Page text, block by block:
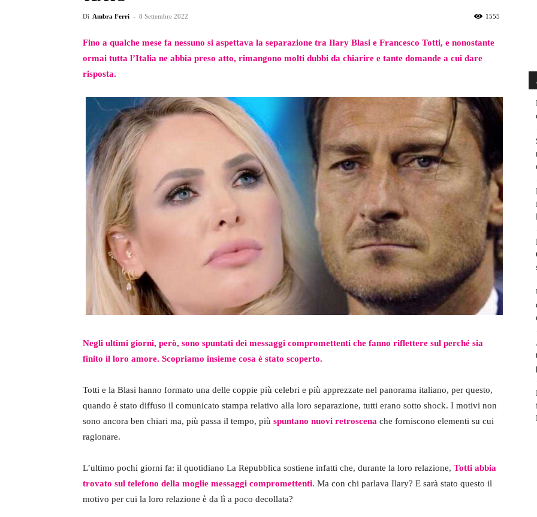
Di Ambra Ferri - 8 Settembre 2022 1555
Fino a qualche mese fa nessuno si aspettava la separazione tra Ilary Blasi e Francesco Totti, e nonostante
ormai tutta l’Italia ne abbia preso atto, rimangono molti dubbi da chiarire e tante domande a cui dare
risposta.
Negli ultimi giorni, però, sono spuntati dei messaggi compromettenti che fanno riflettere sul perché sia
finito il loro amore. Scopriamo insieme cosa è stato scoperto.
Totti e la Blasi hanno formato una delle coppie più celebri e più apprezzate nel panorama italiano, per questo,
quando è stato diffuso il comunicato stampa relativo alla loro separazione, tutti erano sotto shock. I motivi non
sono ancora ben chiari ma, più passa il tempo, più spuntano nuovi retroscena che forniscono elementi su cui
ragionare.
L’ultimo pochi giorni fa: il quotidiano La Repubblica sostiene infatti che, durante la loro relazione, Totti abbia
trovato sul telefono della moglie messaggi compromettenti. Ma con chi parlava Ilary? E sarà stato questo il
motivo per cui la loro relazione è da lì a poco decollata?